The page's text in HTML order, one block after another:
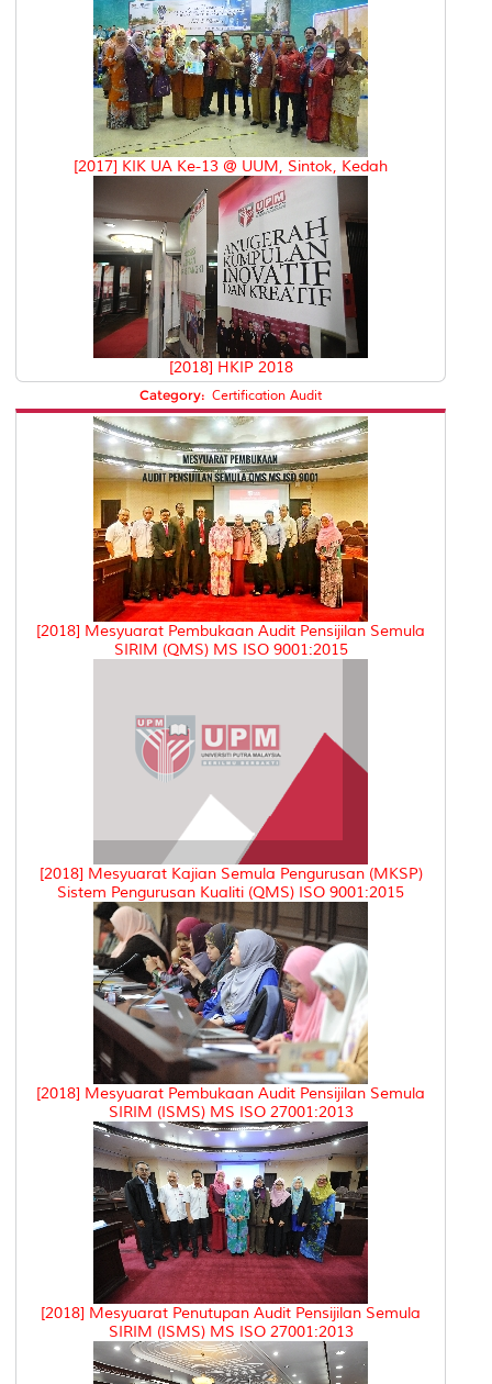
[2017] KIK UA Ke-13 @ UUM, Sintok, Kedah
[2018] HKIP 2018
Category: Certification Audit
[2018] Mesyuarat Pembukaan Audit Pensijilan Semula
SIRIM (QMS) MS ISO 9001:2015
[2018] Mesyuarat Kajian Semula Pengurusan (MKSP)
Sistem Pengurusan Kualiti (QMS) ISO 9001:2015
[2018] Mesyuarat Pembukaan Audit Pensijilan Semula
SIRIM (ISMS) MS ISO 27001:2013
[2018] Mesyuarat Penutupan Audit Pensijilan Semula
SIRIM (ISMS) MS ISO 27001:2013